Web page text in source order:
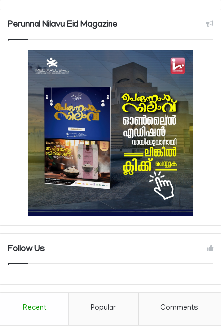
Perunnal Nilavu Eid Magazine
Follow Us
Recent Popular Comments